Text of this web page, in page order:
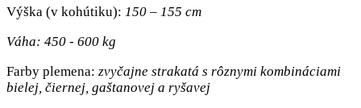
Výška (v kohútiku): 150 – 155 cm
Váha: 450 - 600 kg
Farby plemena: zvyčajne strakatá s rôznymi kombináciami
bielej, čiernej, gaštanovej a ryšavej